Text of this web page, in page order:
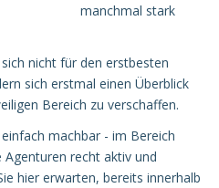
manchmal stark
nicht für den erstbesten
sich erstmal einen Überblick
Bereich zu verschaffen.
machbar - im Bereich
recht aktiv und
hier erwarten, bereits innerhalb